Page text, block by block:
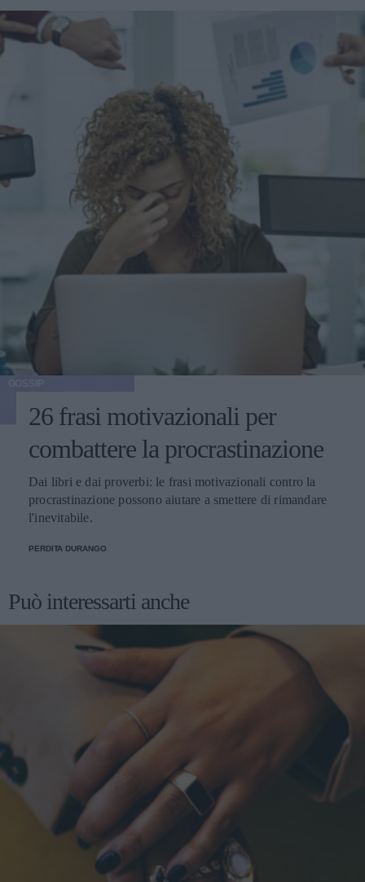
26 frasi motivazionali per
combattere la procrastinazione
Dai libri e dai proverbi: le frasi motivazionali contro la
procrastinazione possono aiutare a smettere di rimandare
l'inevitabile.
PERDITA DURANGO
Può interessarti anche